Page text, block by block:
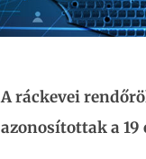
A ráckevei
azonosítottak a 19